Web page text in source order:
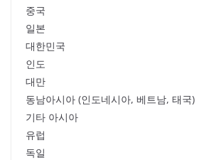
중국
일본
대한민국
인도
대만
동남아시아 (인도네시아, 베트남, 태국)
기타 아시아
유럽
독일